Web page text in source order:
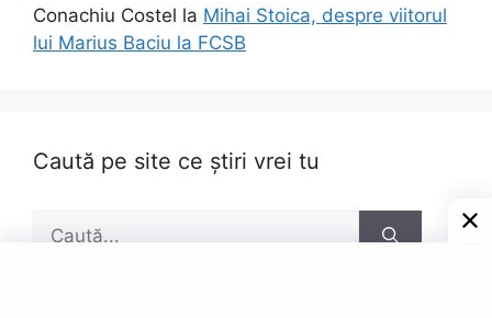
Conachiu Costel la Mihai Stoica, despre viitorul
lui Marius Baciu la FCSB
Caută pe site ce știri vrei tu
după: